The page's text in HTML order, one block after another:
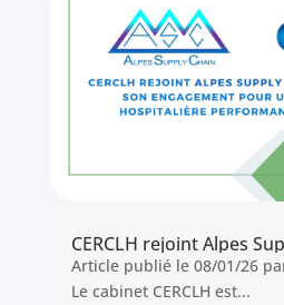
Article publié le 08/01/26
Le cabinet CERCLH est...